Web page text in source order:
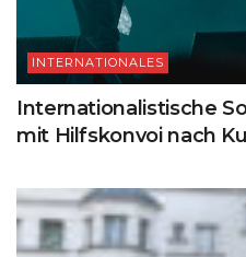
INTERNATIONALES
Internationalistische
mit Hilfskonvoi nach